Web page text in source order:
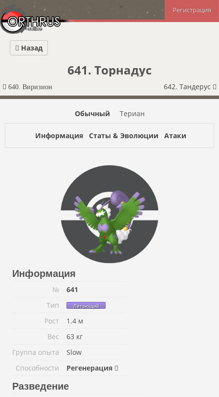
Регистрация
641. Торнадус
640. Виризион 642. Тандерус
Назад
Обычный Териан
Информация Статы & Эволюции Атаки
Информация
№
641
Тип
Летающий
Рост
1.4 м
Вес
63 кг
Группа опыта
Slow
Способности
Регенерация
Разведение